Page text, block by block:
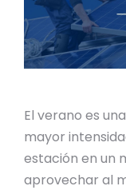
El verano es
mayor
estación en un
aprovechar al